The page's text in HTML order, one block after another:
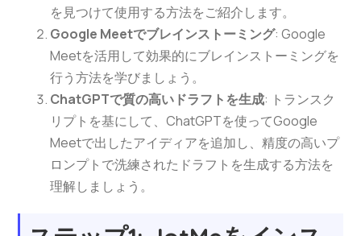
を見つけて使用する方法をご紹介します。
Google Meetでブレインストーミング: Google
Meetを活用して効果的にブレインストーミングを
行う方法を学びましょう。
ChatGPTで質の高いドラフトを生成: トランスク
リプトを基にして、ChatGPTを使ってGoogle
Meetで出したアイディアを追加し、精度の高いプ
ロンプトで洗練されたドラフトを生成する方法を
理解しましょう。